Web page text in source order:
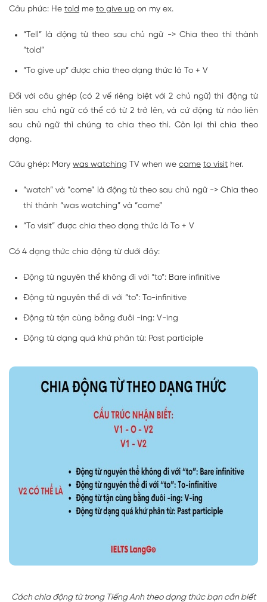
Câu phức: He told me to give up on my ex.
“Tell” là động từ theo sau chủ ngữ -> Chia theo thì thành
“told”
“To give up” được chia theo dạng thức là To + V
Đối với câu ghép (có 2 vế riêng biệt với 2 chủ ngữ) thì động từ
liên sau chủ ngữ có thể có từ 2 trở lên, và cứ động từ nào liên
sau chủ ngữ thì chúng ta chia theo thì. Còn lại thì chia theo
dạng.
Câu ghép: Mary was watching TV when we came to visit her.
“watch” và “come” là động từ theo sau chủ ngữ -> Chia theo
thì thành “was watching” và “came”
“To visit” được chia theo dạng thức là To + V
Có 4 dạng thức chia động từ dưới đây:
Động từ nguyên thể không đi với “to”: Bare infinitive
Động từ nguyên thể đi với “to”: To-infinitive
Động từ tận cùng bằng đuôi -ing: V-ing
Động từ dạng quá khứ phân từ: Past participle
Cách chia động từ trong Tiếng Anh theo dạng thức bạn cần biết